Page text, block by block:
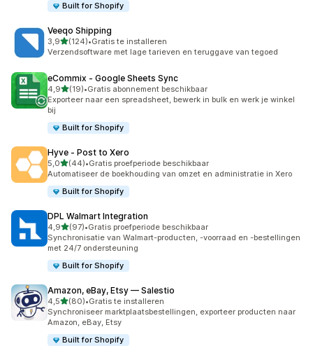
Built for Shopify
Veeqo Shipping
3,9van 5 sterren
(124)
124 recensies in totaal
•Gratis te installeren
Verzendsoftware met lage tarieven en teruggave van tegoed
eCommix ‑ Google Sheets Sync
4,9van 5 sterren
(19)
19 recensies in totaal
•Gratis abonnement beschikbaar
Exporteer naar een spreadsheet, bewerk in bulk en werk je winkel
bij
Built for Shopify
Hyve ‑ Post to Xero
5,0van 5 sterren
(44)
44 recensies in totaal
•Gratis proefperiode beschikbaar
Automatiseer de boekhouding van omzet en administratie in Xero
Built for Shopify
DPL Walmart Integration
4,9van 5 sterren
(97)
97 recensies in totaal
•Gratis proefperiode beschikbaar
Synchronisatie van Walmart-producten, -voorraad en -bestellingen
met 24/7 ondersteuning
Built for Shopify
Amazon, eBay, Etsy — Salestio
4,5van 5 sterren
(80)
80 recensies in totaal
•Gratis te installeren
Synchroniseer marktplaatsbestellingen, exporteer producten naar
Amazon, eBay, Etsy
Built for Shopify